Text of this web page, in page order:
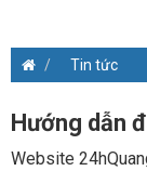
Tin tức
Hướng dẫn
Website